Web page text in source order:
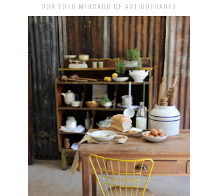
DON TOTO MERCADO DE ANTIGÜEDADES